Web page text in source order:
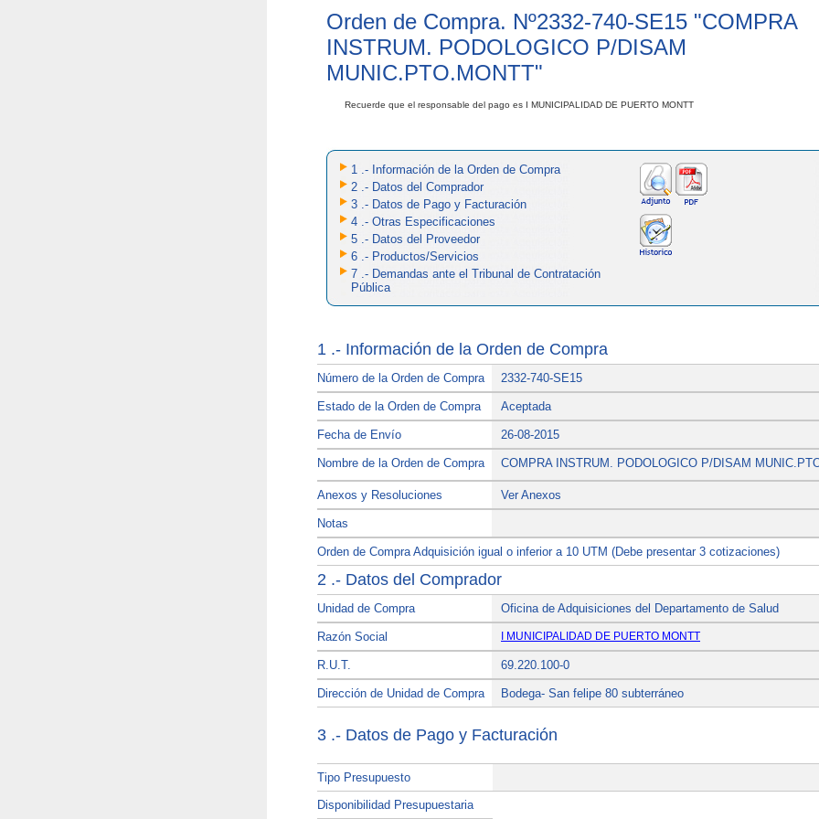
Orden de Compra. Nº2332-740-SE15 "COMPRA
INSTRUM. PODOLOGICO P/DISAM
MUNIC.PTO.MONTT"
Recuerde que el responsable del pago es I MUNICIPALIDAD DE PUERTO MONTT
1 .- Información de la Orden de Compra
2 .- Datos del Comprador
3 .- Datos de Pago y Facturación
4 .- Otras Especificaciones
5 .- Datos del Proveedor
6 .- Productos/Servicios
7 .- Demandas ante el Tribunal de Contratación
Pública
1 .- Información de la Orden de Compra
Número de la Orden de Compra 2332-740-SE15
Estado de la Orden de Compra Aceptada
Fecha de Envío 26-08-2015
Nombre de la Orden de Compra COMPRA INSTRUM. PODOLOGICO P/DISAM
Anexos y Resoluciones Ver Anexos
Notas
Orden de Compra Adquisición igual o inferior a 10 UTM (Debe presentar 3 cotizaciones)
2 .- Datos del Comprador
Unidad de Compra Oficina de Adquisiciones del Departamento de Salud
Razón Social I MUNICIPALIDAD DE PUERTO MONTT
R.U.T. 69.220.100-0
Dirección de Unidad de Compra Bodega- San felipe 80 subterráneo
3 .- Datos de Pago y Facturación
Tipo Presupuesto
Disponibilidad Presupuestaria